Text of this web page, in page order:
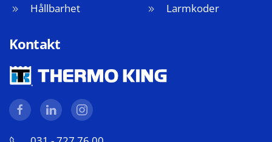
Hållbarhet
Larmkoder
Kontakt